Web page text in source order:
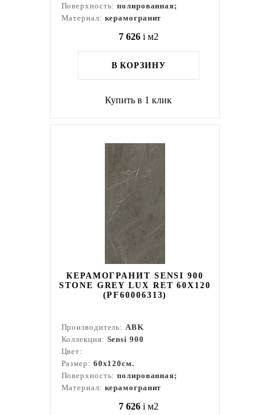
Поверхность:полированная;
Материал: керамогранит
7 626 i м2
В КОРЗИНУ
Купить в 1 клик
КЕРАМОГРАНИТ SENSI 900
STONE GREY LUX RET 60X120
(PF60006313)
Производитель:ABK
Коллекция: Sensi 900
Цвет:
Размер: 60x120см.
Поверхность:полированная;
Материал: керамогранит
7 626 i м2